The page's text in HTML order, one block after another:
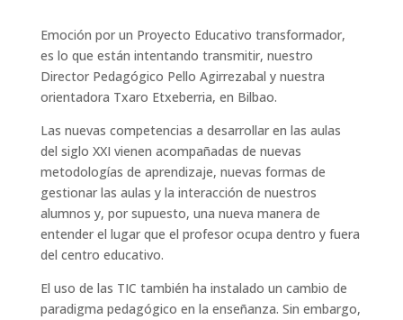
Emoción por un Proyecto Educativo transformador,
es lo que están intentando transmitir, nuestro
Director Pedagógico Pello Agirrezabal y nuestra
orientadora Txaro Etxeberria, en Bilbao.
Las nuevas competencias a desarrollar en las aulas
del siglo XXI vienen acompañadas de nuevas
metodologías de aprendizaje, nuevas formas de
gestionar las aulas y la interacción de nuestros
alumnos y, por supuesto, una nueva manera de
entender el lugar que el profesor ocupa dentro y fuera
del centro educativo.
El uso de las TIC también ha instalado un cambio de
paradigma pedagógico en la enseñanza. Sin embargo,